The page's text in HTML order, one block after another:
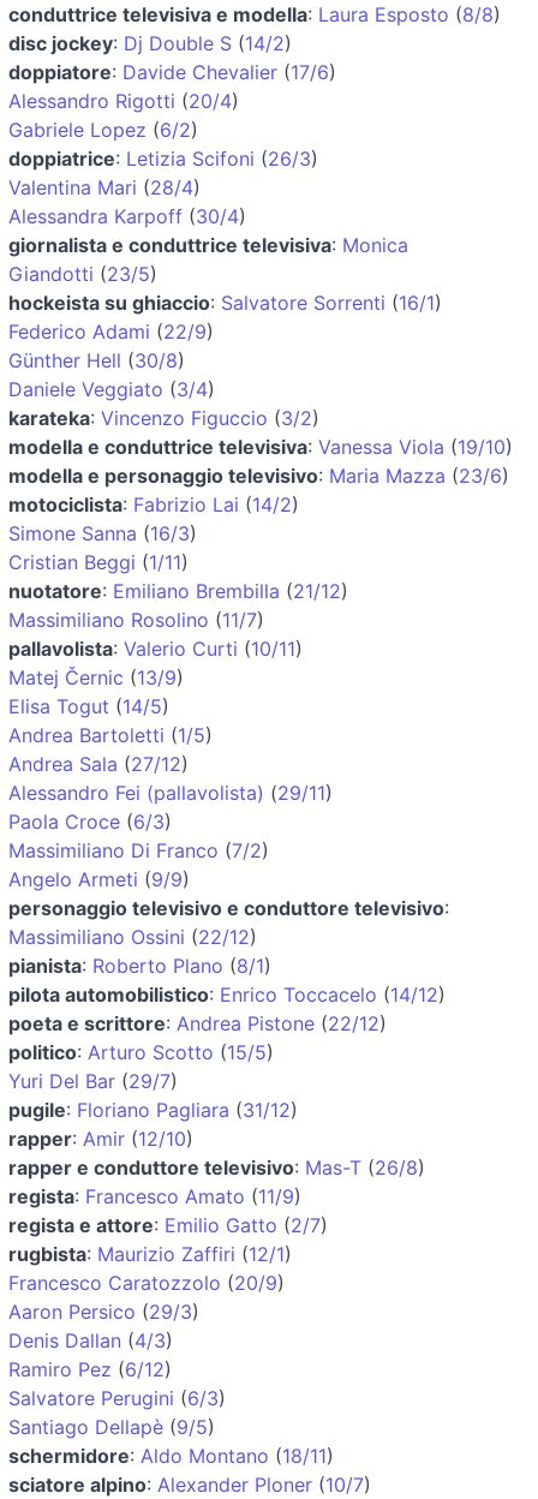
conduttrice televisiva e modella: Laura Esposto (8/8)
disc jockey: Dj Double S (14/2)
doppiatore: Davide Chevalier (17/6)
Alessandro Rigotti (20/4)
Gabriele Lopez (6/2)
doppiatrice: Letizia Scifoni (26/3)
Valentina Mari (28/4)
Alessandra Karpoff (30/4)
giornalista e conduttrice televisiva: Monica
Giandotti (23/5)
hockeista su ghiaccio: Salvatore Sorrenti (16/1)
Federico Adami (22/9)
Günther Hell (30/8)
Daniele Veggiato (3/4)
karateka: Vincenzo Figuccio (3/2)
modella e conduttrice televisiva: Vanessa Viola (19/10)
modella e personaggio televisivo: Maria Mazza (23/6)
motociclista: Fabrizio Lai (14/2)
Simone Sanna (16/3)
Cristian Beggi (1/11)
nuotatore: Emiliano Brembilla (21/12)
Massimiliano Rosolino (11/7)
pallavolista: Valerio Curti (10/11)
Matej Černic (13/9)
Elisa Togut (14/5)
Andrea Bartoletti (1/5)
Andrea Sala (27/12)
Alessandro Fei (pallavolista) (29/11)
Paola Croce (6/3)
Massimiliano Di Franco (7/2)
Angelo Armeti (9/9)
personaggio televisivo e conduttore televisivo:
Massimiliano Ossini (22/12)
pianista: Roberto Plano (8/1)
pilota automobilistico: Enrico Toccacelo (14/12)
poeta e scrittore: Andrea Pistone (22/12)
politico: Arturo Scotto (15/5)
Yuri Del Bar (29/7)
pugile: Floriano Pagliara (31/12)
rapper: Amir (12/10)
rapper e conduttore televisivo: Mas-T (26/8)
regista: Francesco Amato (11/9)
regista e attore: Emilio Gatto (2/7)
rugbista: Maurizio Zaffiri (12/1)
Francesco Caratozzolo (20/9)
Aaron Persico (29/3)
Denis Dallan (4/3)
Ramiro Pez (6/12)
Salvatore Perugini (6/3)
Santiago Dellapè (9/5)
schermidore: Aldo Montano (18/11)
sciatore alpino: Alexander Ploner (10/7)